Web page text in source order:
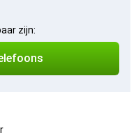
zijn: